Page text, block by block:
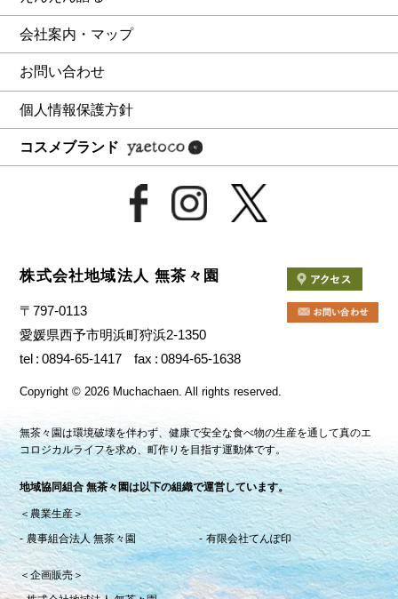
会社案内・マップ
お問い合わせ
個人情報保護方針
コスメブランド
株式会社地域法人 無茶々園
〒797-0113
愛媛県西予市明浜町狩浜2-1350
tel
0894-65-1417 fax 0894-65-1638
Copyright© 2026 Muchachaen.All rights reserved.
無茶々園は環境破壊を伴わず、健康で安全な食べ物の生産を通して真のエ
コロジカルライフを求め、町作りを目指す運動体です。
地域協同組合 無茶々園は以下の組織で運営しています。
＜農業生産＞
農事組合法人 無茶々園
有限会社てんぽ印
＜企画販売＞